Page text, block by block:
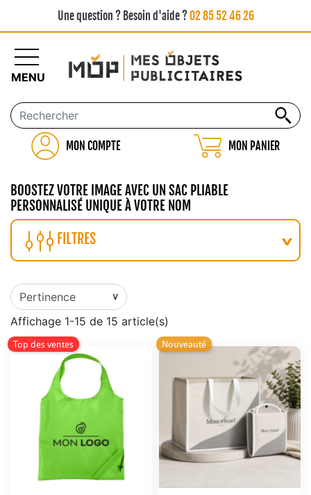
Une question ? Besoin d'aide ?02 85 52 46 26
MON COMPTE MON PANIER
MENU
BOOSTEZ VOTRE IMAGE AVEC UN SAC PLIABLE
PERSONNALISÉ UNIQUE À VOTRE NOM
FILTRES
Affichage 1-15 de 15 article(s)
Top des ventes Nouveauté